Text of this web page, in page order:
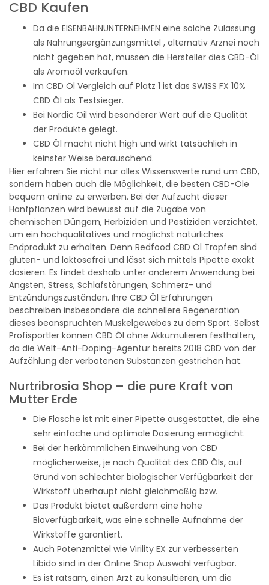
CBD Kaufen
Da die EISENBAHNUNTERNEHMEN eine solche Zulassung
als Nahrungsergänzungsmittel , alternativ Arznei noch
nicht gegeben hat, müssen die Hersteller dies CBD-Öl
als Aromaöl verkaufen.
Im CBD Öl Vergleich auf Platz 1 ist das SWISS FX 10%
CBD Öl als Testsieger.
Bei Nordic Oil wird besonderer Wert auf die Qualität
der Produkte gelegt.
CBD Öl macht nicht high und wirkt tatsächlich in
keinster Weise berauschend.
Hier erfahren Sie nicht nur alles Wissenswerte rund um CBD,
sondern haben auch die Möglichkeit, die besten CBD-Öle
bequem online zu erwerben. Bei der Aufzucht dieser
Hanfpflanzen wird bewusst auf die Zugabe von
chemischen Düngern, Herbiziden und Pestiziden verzichtet,
um ein hochqualitatives und möglichst natürliches
Endprodukt zu erhalten. Denn Redfood CBD Öl Tropfen sind
gluten- und laktosefrei und lässt sich mittels Pipette exakt
dosieren. Es findet deshalb unter anderem Anwendung bei
Ängsten, Stress, Schlafstörungen, Schmerz- und
Entzündungszuständen. Ihre CBD Öl Erfahrungen
beschreiben insbesondere die schnellere Regeneration
dieses beanspruchten Muskelgewebes zu dem Sport. Selbst
Profisportler können CBD Öl ohne Akkumulieren festhalten,
da die Welt-Anti-Doping-Agentur bereits 2018 CBD von der
Aufzählung der verbotenen Substanzen gestrichen hat.
Nurtribrosia Shop – die pure Kraft von
Mutter Erde
Die Flasche ist mit einer Pipette ausgestattet, die eine
sehr einfache und optimale Dosierung ermöglicht.
Bei der herkömmlichen Einweihung von CBD
möglicherweise, je nach Qualität des CBD Öls, auf
Grund von schlechter biologischer Verfügbarkeit der
Wirkstoff überhaupt nicht gleichmäßig bzw.
Das Produkt bietet außerdem eine hohe
Bioverfügbarkeit, was eine schnelle Aufnahme der
Wirkstoffe garantiert.
Auch Potenzmittel wie Virility EX zur verbesserten
Libido sind in der Online Shop Auswahl verfügbar.
Es ist ratsam, einen Arzt zu konsultieren, um die